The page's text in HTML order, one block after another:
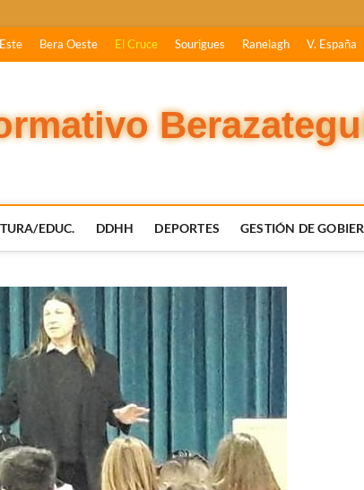
Bera Oeste El Cruce Sourigues Ranelagh V. España
EDUC. DDHH DEPORTES GESTIÓN DE